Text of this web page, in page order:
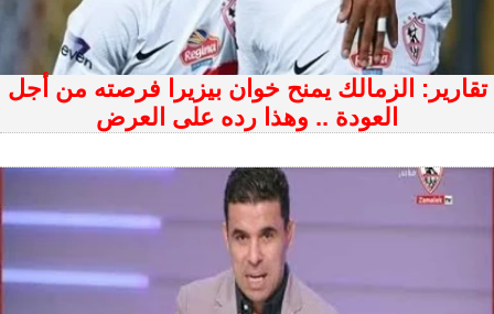
تقارير: الزمالك يمنح خوان بيزيرا فرصته من أجل
العودة .. وهذا رده على العرض